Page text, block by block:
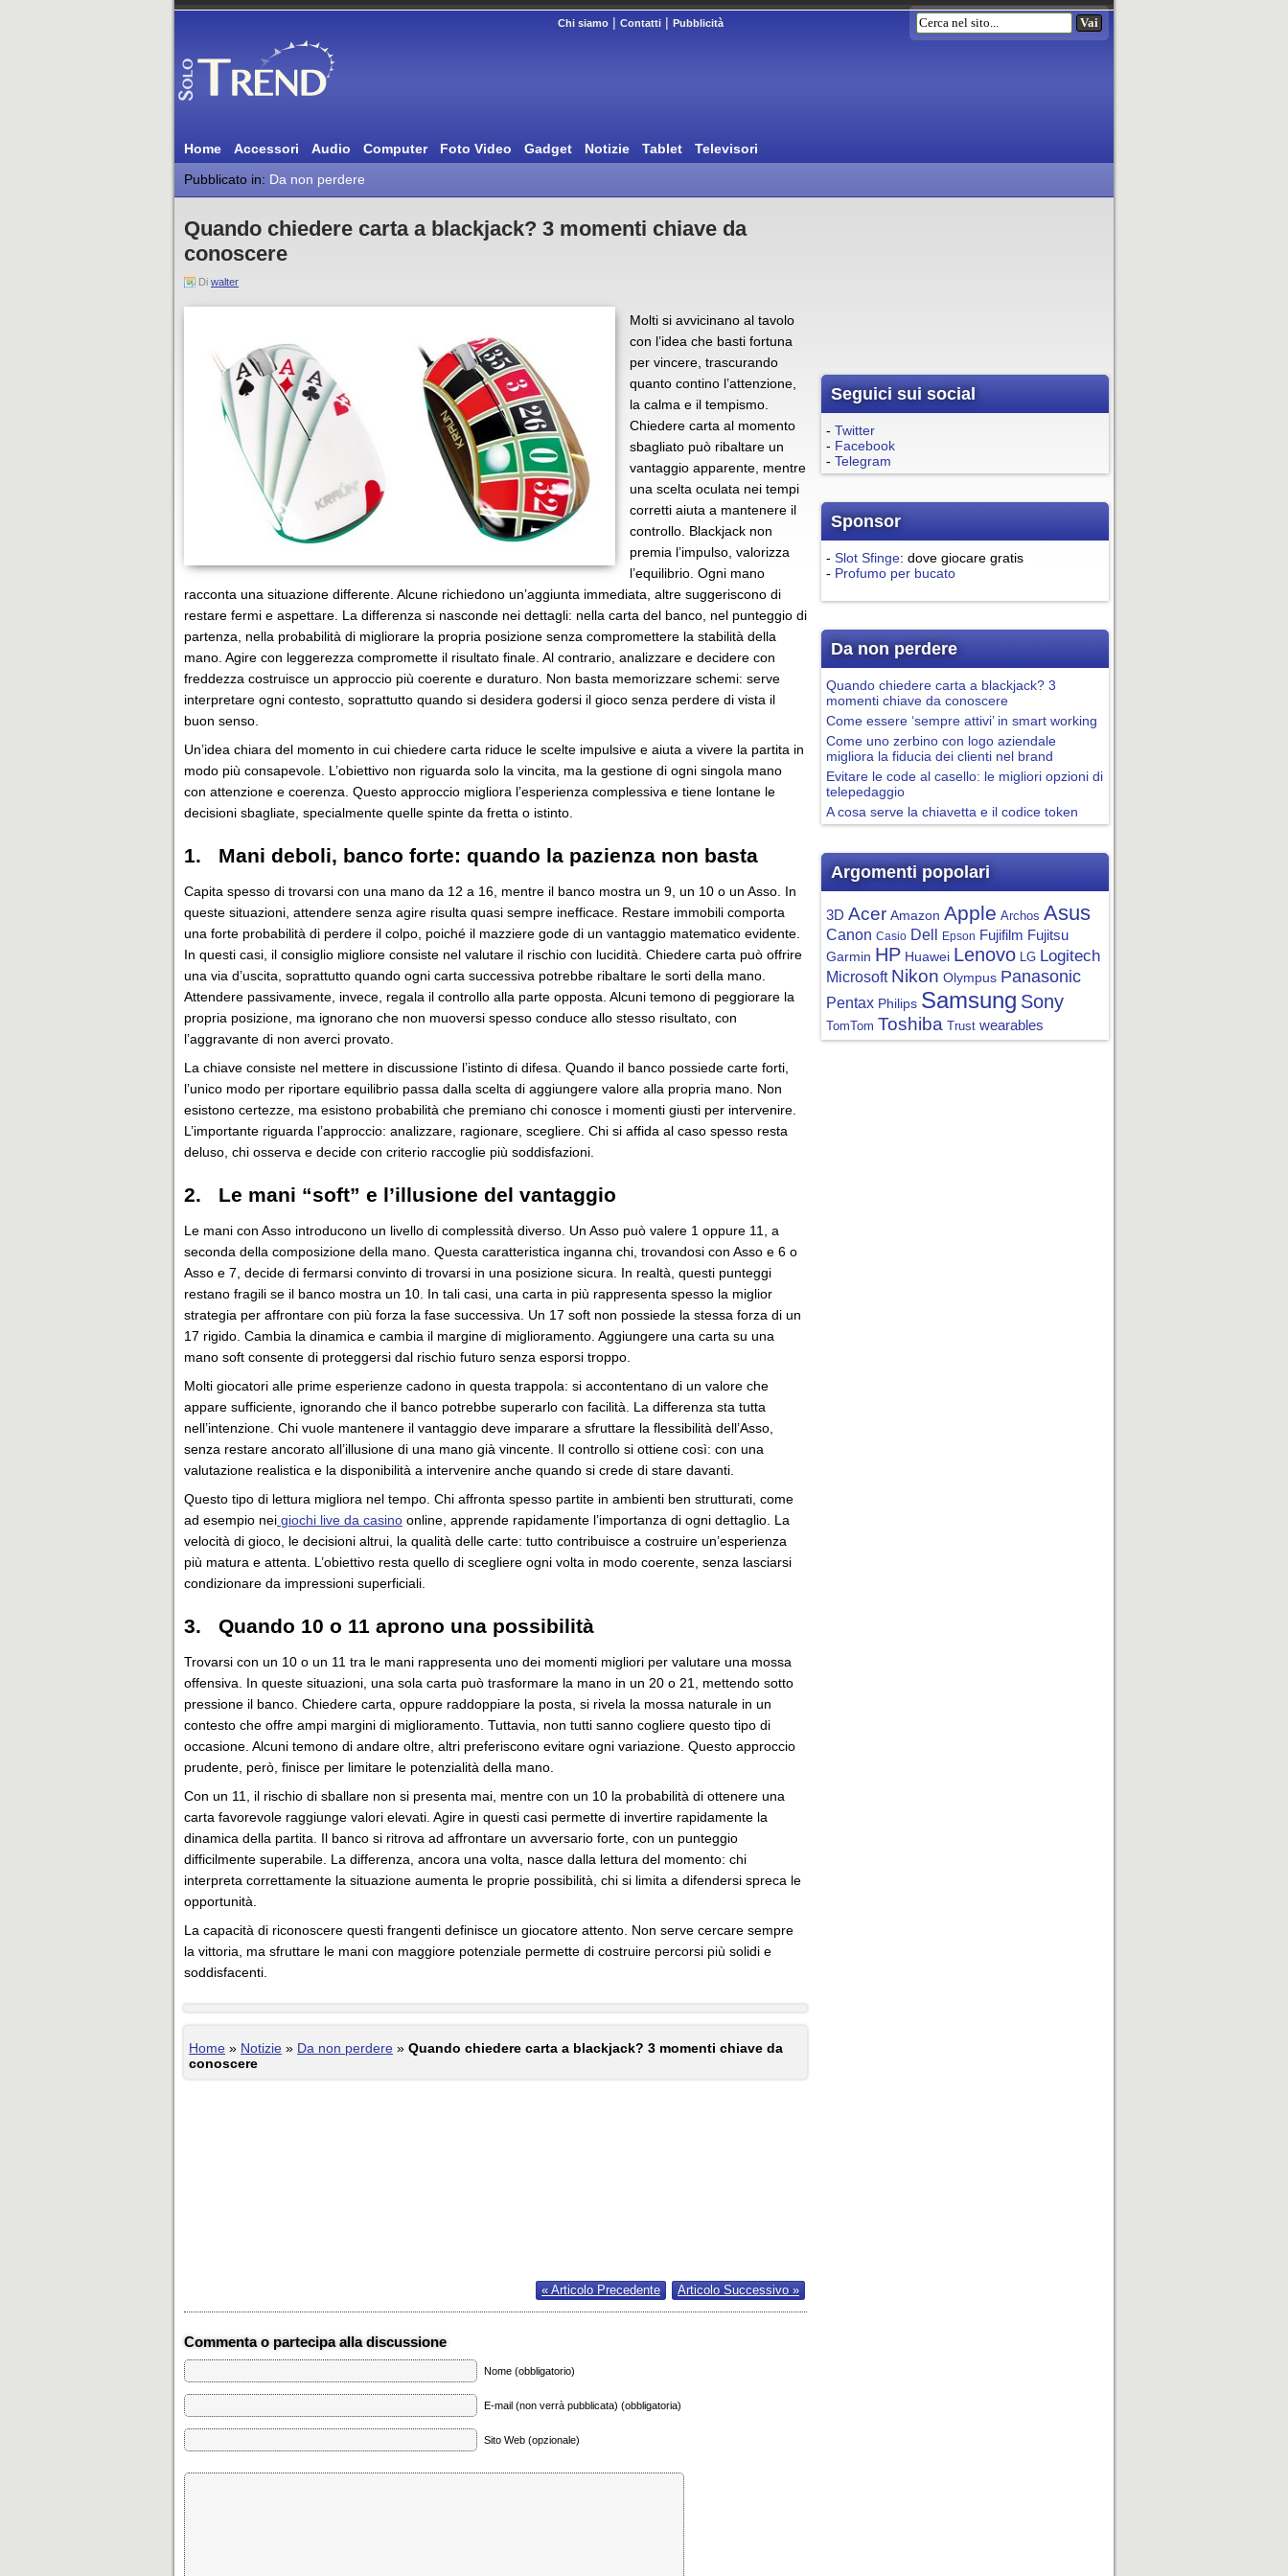
Chi siamo | Contatti | Pubblicità
Home Accessori Audio Computer Foto Video Gadget Notizie Tablet
Televisori
Pubblicato in: Da non perdere
Quando chiedere carta a blackjack? 3 momenti chiave da
conoscere
Di walter
Molti si avvicinano al tavolo
con l’idea che basti fortuna
per vincere, trascurando
quanto contino l’attenzione,
la calma e il tempismo.
Chiedere carta al momento
sbagliato può ribaltare un
vantaggio apparente, mentre
una scelta oculata nei tempi
corretti aiuta a mantenere il
controllo. Blackjack non
premia l’impulso, valorizza
l’equilibrio. Ogni mano
racconta una situazione differente. Alcune richiedono un’aggiunta immediata, altre suggeriscono di
restare fermi e aspettare. La differenza si nasconde nei dettagli: nella carta del banco, nel punteggio di
partenza, nella probabilità di migliorare la propria posizione senza compromettere la stabilità della
mano. Agire con leggerezza compromette il risultato finale. Al contrario, analizzare e decidere con
freddezza costruisce un approccio più coerente e duraturo. Non basta memorizzare schemi: serve
interpretare ogni contesto, soprattutto quando si desidera godersi il gioco senza perdere di vista il
buon senso.
Un’idea chiara del momento in cui chiedere carta riduce le scelte impulsive e aiuta a vivere la partita in
modo più consapevole. L’obiettivo non riguarda solo la vincita, ma la gestione di ogni singola mano
con attenzione e coerenza. Questo approccio migliora l’esperienza complessiva e tiene lontane le
decisioni sbagliate, specialmente quelle spinte da fretta o istinto.
1. Mani deboli, banco forte: quando la pazienza non basta
Capita spesso di trovarsi con una mano da 12 a 16, mentre il banco mostra un 9, un 10 o un Asso. In
queste situazioni, attendere senza agire risulta quasi sempre inefficace. Restare immobili comporta
una forte probabilità di perdere il colpo, poiché il mazziere gode di un vantaggio matematico evidente.
In questi casi, il consiglio migliore consiste nel valutare il rischio con lucidità. Chiedere carta può offrire
una via d’uscita, soprattutto quando ogni carta successiva potrebbe ribaltare le sorti della mano.
Attendere passivamente, invece, regala il controllo alla parte opposta. Alcuni temono di peggiorare la
propria posizione, ma ignorano che non muoversi spesso conduce allo stesso risultato, con
l’aggravante di non averci provato.
La chiave consiste nel mettere in discussione l’istinto di difesa. Quando il banco possiede carte forti,
l’unico modo per riportare equilibrio passa dalla scelta di aggiungere valore alla propria mano. Non
esistono certezze, ma esistono probabilità che premiano chi conosce i momenti giusti per intervenire.
L’importante riguarda l’approccio: analizzare, ragionare, scegliere. Chi si affida al caso spesso resta
deluso, chi osserva e decide con criterio raccoglie più soddisfazioni.
2. Le mani “soft” e l’illusione del vantaggio
Le mani con Asso introducono un livello di complessità diverso. Un Asso può valere 1 oppure 11, a
seconda della composizione della mano. Questa caratteristica inganna chi, trovandosi con Asso e 6 o
Asso e 7, decide di fermarsi convinto di trovarsi in una posizione sicura. In realtà, questi punteggi
restano fragili se il banco mostra un 10. In tali casi, una carta in più rappresenta spesso la miglior
strategia per affrontare con più forza la fase successiva. Un 17 soft non possiede la stessa forza di un
17 rigido. Cambia la dinamica e cambia il margine di miglioramento. Aggiungere una carta su una
mano soft consente di proteggersi dal rischio futuro senza esporsi troppo.
Molti giocatori alle prime esperienze cadono in questa trappola: si accontentano di un valore che
appare sufficiente, ignorando che il banco potrebbe superarlo con facilità. La differenza sta tutta
nell’intenzione. Chi vuole mantenere il vantaggio deve imparare a sfruttare la flessibilità dell’Asso,
senza restare ancorato all’illusione di una mano già vincente. Il controllo si ottiene così: con una
valutazione realistica e la disponibilità a intervenire anche quando si crede di stare davanti.
Questo tipo di lettura migliora nel tempo. Chi affronta spesso partite in ambienti ben strutturati, come
ad esempio nei giochi live da casino online, apprende rapidamente l’importanza di ogni dettaglio. La
velocità di gioco, le decisioni altrui, la qualità delle carte: tutto contribuisce a costruire un’esperienza
più matura e attenta. L’obiettivo resta quello di scegliere ogni volta in modo coerente, senza lasciarsi
condizionare da impressioni superficiali.
3. Quando 10 o 11 aprono una possibilità
Trovarsi con un 10 o un 11 tra le mani rappresenta uno dei momenti migliori per valutare una mossa
offensiva. In queste situazioni, una sola carta può trasformare la mano in un 20 o 21, mettendo sotto
pressione il banco. Chiedere carta, oppure raddoppiare la posta, si rivela la mossa naturale in un
contesto che offre ampi margini di miglioramento. Tuttavia, non tutti sanno cogliere questo tipo di
occasione. Alcuni temono di andare oltre, altri preferiscono evitare ogni variazione. Questo approccio
prudente, però, finisce per limitare le potenzialità della mano.
Con un 11, il rischio di sballare non si presenta mai, mentre con un 10 la probabilità di ottenere una
carta favorevole raggiunge valori elevati. Agire in questi casi permette di invertire rapidamente la
dinamica della partita. Il banco si ritrova ad affrontare un avversario forte, con un punteggio
difficilmente superabile. La differenza, ancora una volta, nasce dalla lettura del momento: chi
interpreta correttamente la situazione aumenta le proprie possibilità, chi si limita a difendersi spreca le
opportunità.
La capacità di riconoscere questi frangenti definisce un giocatore attento. Non serve cercare sempre
la vittoria, ma sfruttare le mani con maggiore potenziale permette di costruire percorsi più solidi e
soddisfacenti.
Home » Notizie » Da non perdere » Quando chiedere carta a blackjack? 3 momenti chiave da
conoscere
« Articolo Precedente Articolo Successivo »
Commenta o partecipa alla discussione
Nome (obbligatorio)
E-mail (non verrà pubblicata) (obbligatoria)
Sito Web (opzionale)
Seguici sui social
- Twitter
- Facebook
- Telegram
Sponsor
- Slot Sfinge: dove giocare gratis
- Profumo per bucato
Da non perdere
Quando chiedere carta a blackjack? 3
momenti chiave da conoscere
Come essere ‘sempre attivi’ in smart working
Come uno zerbino con logo aziendale
migliora la fiducia dei clienti nel brand
Evitare le code al casello: le migliori opzioni di
telepedaggio
A cosa serve la chiavetta e il codice token
Argomenti popolari
3D Acer Amazon Apple Archos Asus
Canon Casio Dell Epson Fujifilm Fujitsu
Garmin HP Huawei Lenovo LG Logitech
Microsoft Nikon Olympus Panasonic
Pentax Philips Samsung Sony
TomTom Toshiba Trust wearables